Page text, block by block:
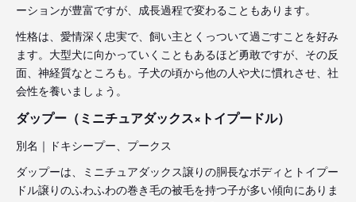
ーションが豊富ですが、成長過程で変わることもあります。
性格は、愛情深く忠実で、飼い主とくっついて過ごすことを好み
ます。大型犬に向かっていくこともあるほど勇敢ですが、その反
面、神経質なところも。子犬の頃から他の人や犬に慣れさせ、社
会性を養いましょう。
ダップー（ミニチュアダックス×トイプードル）
別名｜ドキシープー、プークス
ダップーは、ミニチュアダックス譲りの胴長なボディとトイプー
ドル譲りのふわふわの巻き毛の被毛を持つ子が多い傾向にありま